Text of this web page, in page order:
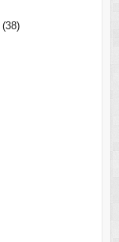
(38)